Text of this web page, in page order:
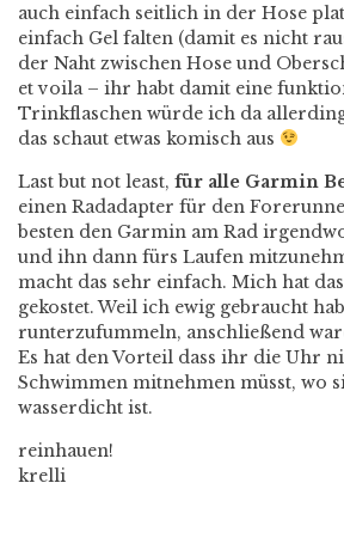
auch einfach seitlich in der Hose
einfach Gel falten (damit es nicht
der Naht zwischen Hose und
et voila – ihr habt damit eine
Trinkflaschen würde ich da
das schaut etwas komisch aus
Last but not least, für alle Garmin
einen Radadapter für den
besten den Garmin am Rad
und ihn dann fürs Laufen
macht das sehr einfach. Mich hat
gekostet. Weil ich ewig gebraucht
runterzufummeln, anschließend
Es hat den Vorteil dass ihr die Uhr
Schwimmen mitnehmen müsst, wo
wasserdicht ist.
reinhauen!
krelli